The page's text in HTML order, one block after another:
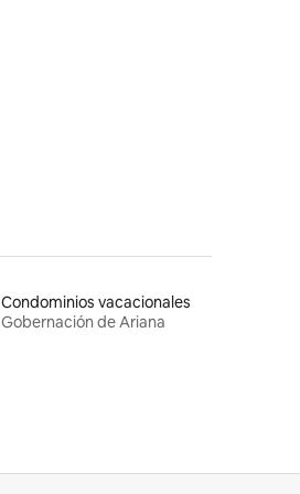
Condominios vacacionales
Gobernación de Ariana